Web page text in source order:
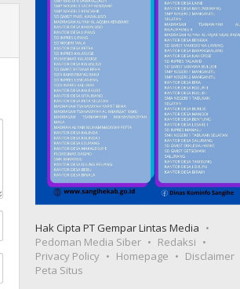
Hak Cipta PT Gempar Lintas Media
Pedoman Media Siber
Redaksi
Privacy Policy
Homepage
Disclaimer
Peta Situs